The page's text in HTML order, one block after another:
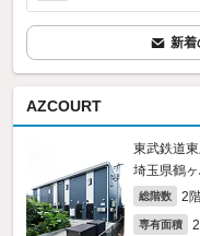
新着
AZCOURT
東武鉄道
埼玉県鶴
総階数 2
専有面積